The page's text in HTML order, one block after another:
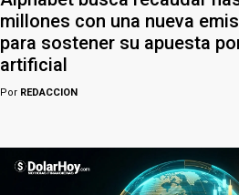
millones con una nueva
para sostener su apuesta
artificial
Por REDACCION